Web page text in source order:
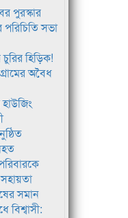
পুরস্কার
সভা
হিড়িক!
অবৈধ
সমান
বিশ্বাসী: